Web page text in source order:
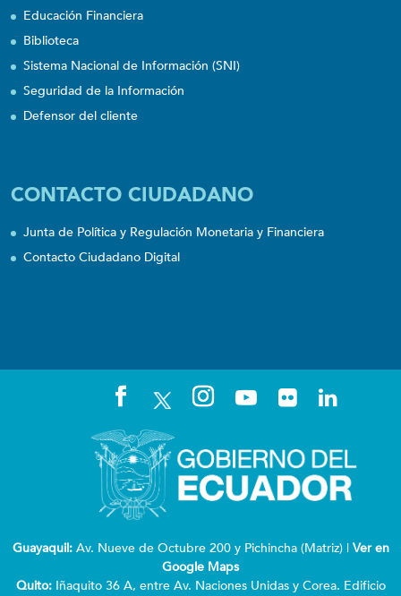
Educación Financiera
Biblioteca
Sistema Nacional de Información (SNI)
Seguridad de la Información
Defensor del cliente
CONTACTO CIUDADANO
Junta de Política y Regulación Monetaria y Financiera
Contacto Ciudadano Digital
Guayaquil:Av. Nueve de Octubre 200 y Pichincha (Matriz) | Ver en
Google Maps
Quito: Iñaquito 36 A, entre Av. Naciones Unidas y Corea. Edificio